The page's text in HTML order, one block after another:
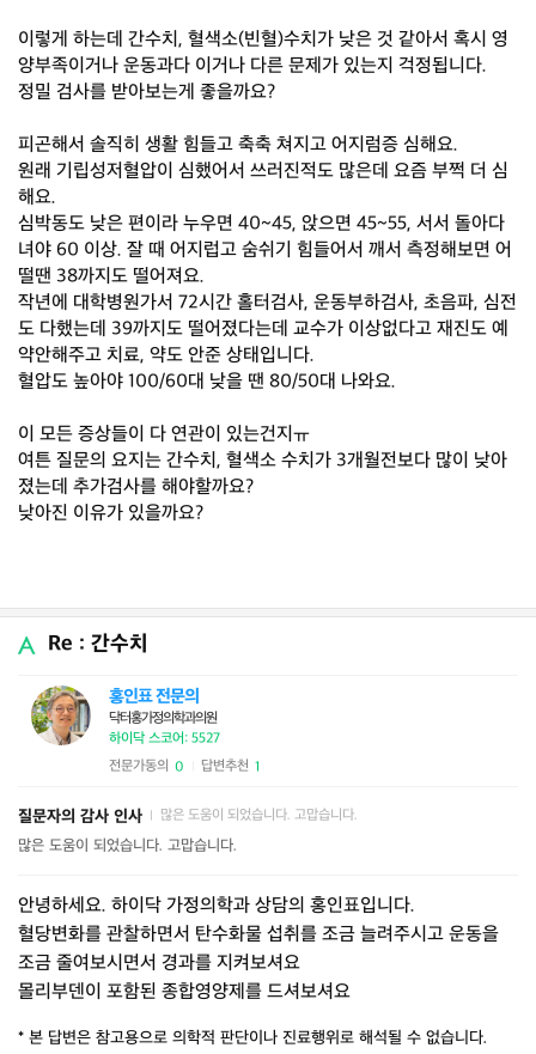
이렇게 하는데 간수치, 혈색소(빈혈)수치가 낮은 것 같아서 혹시 영
양부족이거나 운동과다 이거나 다른 문제가 있는지 걱정됩니다.
정밀 검사를 받아보는게 좋을까요?
피곤해서 솔직히 생활 힘들고 축축 쳐지고 어지럼증 심해요.
원래 기립성저혈압이 심했어서 쓰러진적도 많은데 요즘 부쩍 더 심
해요.
심박동도 낮은 편이라 누우면 40~45, 앉으면 45~55, 서서 돌아다
녀야 60 이상. 잘 때 어지럽고 숨쉬기 힘들어서 깨서 측정해보면 어
떨땐 38까지도 떨어져요.
작년에 대학병원가서 72시간 홀터검사, 운동부하검사, 초음파, 심전
도 다했는데 39까지도 떨어졌다는데 교수가 이상없다고 재진도 예
약안해주고 치료, 약도 안준 상태입니다.
혈압도 높아야 100/60대 낮을 땐 80/50대 나와요.
이 모든 증상들이 다 연관이 있는건지ㅠ
여튼 질문의 요지는 간수치, 혈색소 수치가 3개월전보다 많이 낮아
졌는데 추가검사를 해야할까요?
낮아진 이유가 있을까요?
Re : 간수치
홍인표 전문의
닥터홍가정의학과의원
하이닥 스코어: 5527
전문가동의 0 답변추천 1
질문자의 감사 인사 많은 도움이 되었습니다. 고맙습니다.
많은 도움이 되었습니다. 고맙습니다.
안녕하세요. 하이닥 가정의학과 상담의 홍인표입니다.
혈당변화를 관찰하면서 탄수화물 섭취를 조금 늘려주시고 운동을
조금 줄여보시면서 경과를 지켜보셔요
몰리부덴이 포함된 종합영양제를 드셔보셔요
* 본 답변은 참고용으로 의학적 판단이나 진료행위로 해석될 수 없습니다.